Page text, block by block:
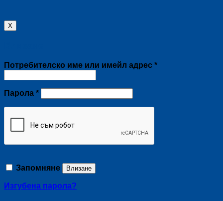
X
Потребителско име или имейл адрес *Задължително
Парола *Задължително
Запомняне Влизане
Изгубена парола?